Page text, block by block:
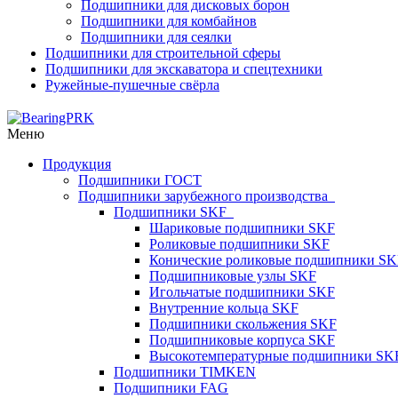
Подшипники для дисковых борон
Подшипники для комбайнов
Подшипники для сеялки
Подшипники для строительной сферы
Подшипники для экскаватора и спецтехники
Ружейные-пушечные свёрла
Меню
Продукция
Подшипники ГОСТ
Подшипники зарубежного производства
Подшипники SKF
Шариковые подшипники SKF
Роликовые подшипники SKF
Конические роликовые подшипники
Подшипниковые узлы SKF
Игольчатые подшипники SKF
Внутренние кольца SKF
Подшипники скольжения SKF
Подшипниковые корпуса SKF
Высокотемпературные подшипники
Подшипники TIMKEN
Подшипники FAG